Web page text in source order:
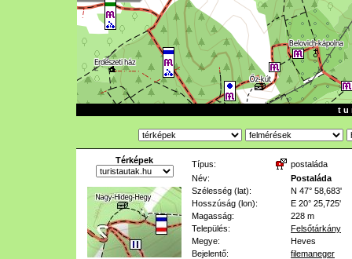
t u
Térképek Típus:
postaláda
Név:
Postaláda
Szélesség (lat):
N 47° 58,683'
Hosszúság (lon):
E 20° 25,725'
Magasság:
228 m
Település:
Felsőtárkány
Megye:
Heves
Bejelentő:
filemaneger